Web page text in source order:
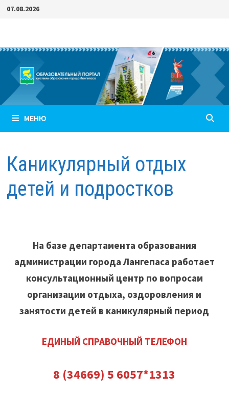
Перейти
07.08.2026
МЕНЮ
Каникулярный отдых
детей и подростков
На базе департамента образования
администрации города Лангепаса работает
консультационный центр по вопросам
организации отдыха, оздоровления и
занятости детей в каникулярный период
ЕДИНЫЙ СПРАВОЧНЫЙ ТЕЛЕФОН
8 (34669) 5 6057*1313